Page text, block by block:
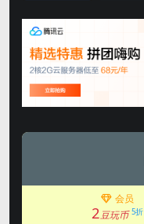
会员
2豆玩币 5折